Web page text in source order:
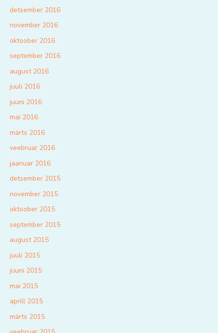
detsember 2016
november 2016
oktoober 2016
september 2016
august 2016
juuli 2016
juuni 2016
mai 2016
märts 2016
veebruar 2016
jaanuar 2016
detsember 2015
november 2015
oktoober 2015
september 2015
august 2015
juuli 2015
juuni 2015
mai 2015
aprill 2015
märts 2015